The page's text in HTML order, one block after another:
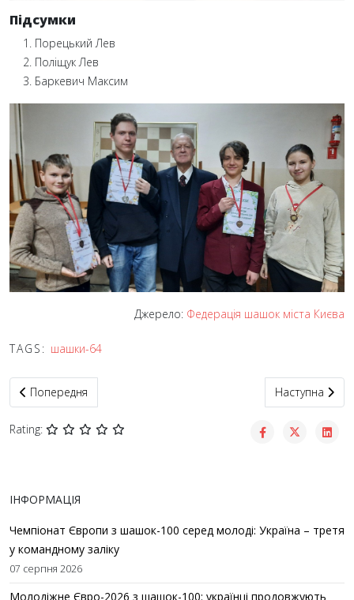
Підсумки
Порецький Лев
Поліщук Лев
Баркевич Максим
Джерело: Федерація шашок міста Києва
TAGS: шашки-64
Попередня стаття: У Камʼянському стартував Кубок України –
Попередня Наступна
Наступна
Rating:
ІНФОРМАЦІЯ
Чемпіонат Європи з шашок-100 серед молоді: Україна – третя
у командному заліку
07 серпня 2026
Молодіжне Євро-2026 з шашок-100: українці продовжують